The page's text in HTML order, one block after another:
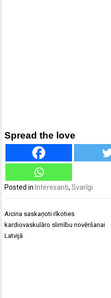
Spread the love
Posted in Interesanti,Svarīgi
Ziņu
izvēlne
Aicina saskaņoti rīkoties
kardiovaskulāro slimību novēršanai
Latvijā